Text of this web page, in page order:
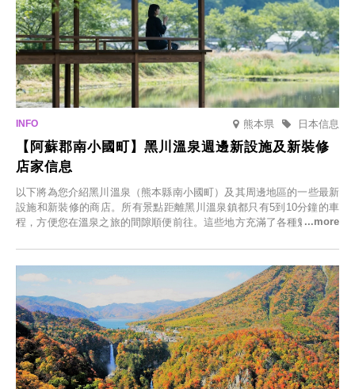
熊本県 日本信息
【阿蘇郡南小國町】黑川溫泉週邊新設施及新裝修
店家信息
以下將為您介紹黑川溫泉（熊本縣南小國町）及其周邊地區的一些最新
設施和新裝修的商店。所有景點距離黑川溫泉鎮都只有5到10分鐘的車
程，方便您在溫泉之旅的間隙順便前往。這些地方充滿了各種魅力，包
食材的餐廳。讓您體驗黑川溫泉的全新樂趣。